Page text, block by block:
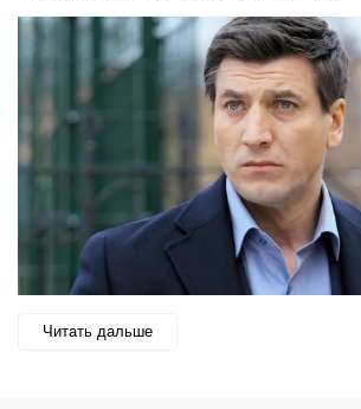
Читать дальше